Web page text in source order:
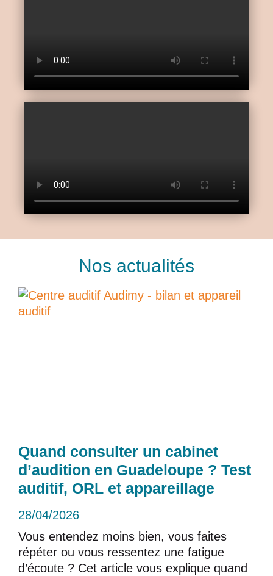
Nos actualités
Quand consulter un cabinet
d’audition en Guadeloupe ? Test
auditif, ORL et appareillage
28/04/2026
Vous entendez moins bien, vous faites
répéter ou vous ressentez une fatigue
d’écoute ? Cet article vous explique quand